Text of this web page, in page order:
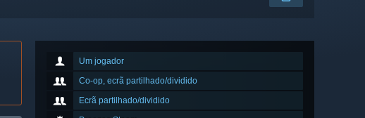
Um jogador
Co-op, ecrã partilhado/dividido
Ecrã partilhado/dividido